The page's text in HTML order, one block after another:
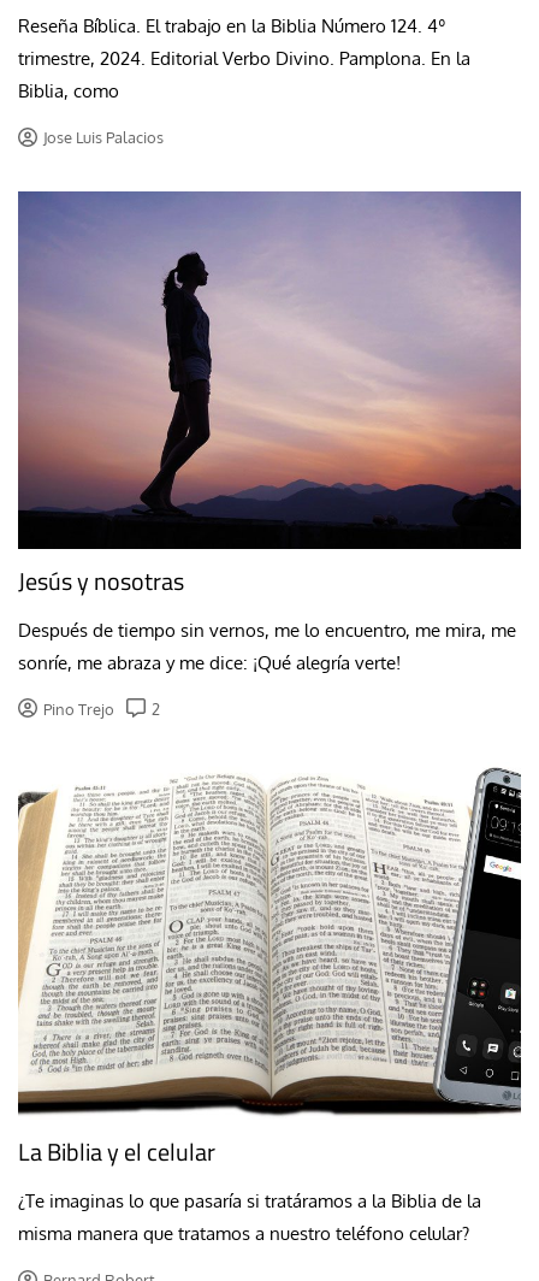
Reseña Bíblica. El trabajo en la Biblia Número 124. 4º
trimestre, 2024. Editorial Verbo Divino. Pamplona. En la
Biblia, como
Jose Luis Palacios
Jesús y nosotras
Después de tiempo sin vernos, me lo encuentro, me mira, me
sonríe, me abraza y me dice: ¡Qué alegría verte!
Pino Trejo 2
La Biblia y el celular
¿Te imaginas lo que pasaría si tratáramos a la Biblia de la
misma manera que tratamos a nuestro teléfono celular?